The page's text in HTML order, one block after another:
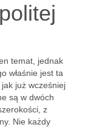
temat, jednak
właśnie jest ta
już wcześniej
są w dwóch
z
Nie każdy